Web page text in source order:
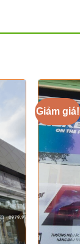
Giảm giá!